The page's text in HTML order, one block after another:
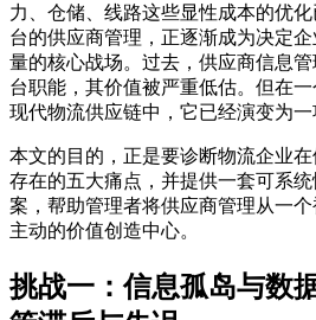
力、仓储、线路这些显性成本的优
台的供应商管理，正逐渐成为决定
量的核心战场。过去，供应商信息
台职能，其价值被严重低估。但在
现代物流供应链中，它已经演变为一
本文的目的，正是要诊断物流企业
存在的五大痛点，并提供一套可系
案，帮助管理者将供应商管理从一
主动的价值创造中心。
挑战一：信息孤岛与数